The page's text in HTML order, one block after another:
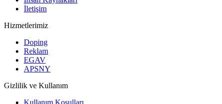
İletişim
Hizmetlerimiz
Doping
Reklam
EGAV
APSNY
Gizlilik ve Kullanım